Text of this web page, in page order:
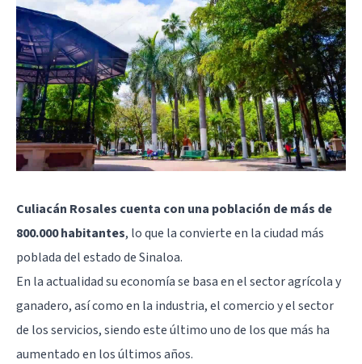
Culiacán Rosales cuenta con una población de más de
800.000 habitantes, lo que la convierte en la ciudad más
poblada del estado de Sinaloa.
En la actualidad su economía se basa en el sector agrícola y
ganadero, así como en la industria, el comercio y el sector
de los servicios, siendo este último uno de los que más ha
aumentado en los últimos años.